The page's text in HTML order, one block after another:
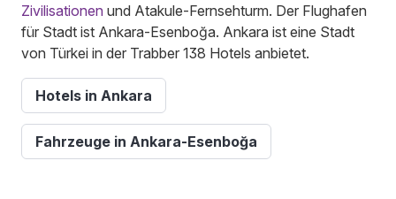
Zivilisationen und Atakule-Fernsehturm. Der Flughafen
für Stadt ist Ankara-Esenboğa. Ankara ist eine Stadt
von Türkei in der Trabber 138 Hotels anbietet.
Hotels in Ankara
Fahrzeuge in Ankara-Esenboğa